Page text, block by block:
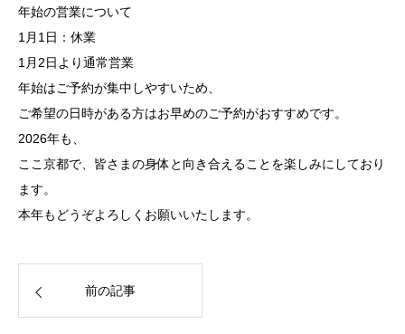
年始の営業について
1月1日：休業
1月2日より通常営業
年始はご予約が集中しやすいため、
ご希望の日時がある方はお早めのご予約がおすすめです。
2026年も、
ここ京都で、皆さまの身体と向き合えることを楽しみにしており
ます。
本年もどうぞよろしくお願いいたします。
前の記事